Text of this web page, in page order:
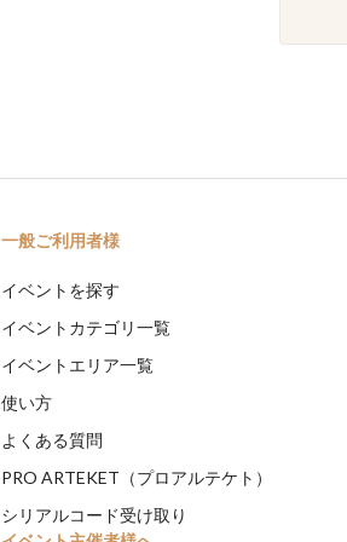
一般ご利用者様
イベントを探す
イベントカテゴリ一覧
イベントエリア一覧
使い方
よくある質問
PRO ARTEKET（プロアルテケト）
シリアルコード受け取り